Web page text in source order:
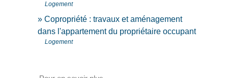
Logement
Copropriété : travaux et aménagement
dans l'appartement du propriétaire occupant
Logement